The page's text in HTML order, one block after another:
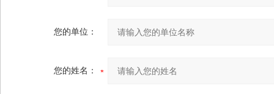
您的单位：
您的姓名：